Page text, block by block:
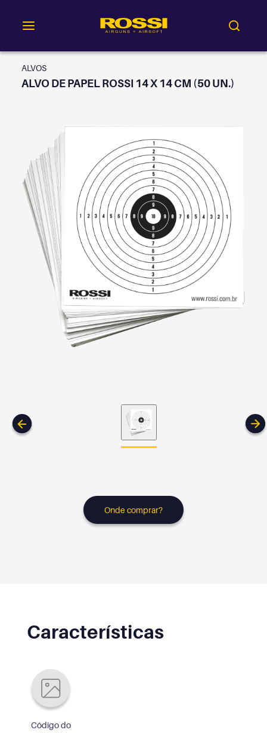
ALVOS
ALVO DE PAPEL ROSSI 14 X 14 CM (50 UN.)
Onde comprar?
Características
Código do